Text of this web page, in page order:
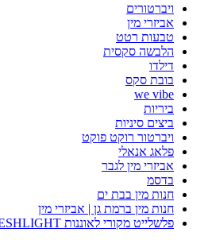
ויברטורים
אביזרי מין
טבעות רטט
הלבשה סקסית
דילדו
בובת סקס
we vibe
ביריות
ביצים סיניות
ויברטור רוקט פוקט
פלאג אנאלי
אביזרי מין לגבר
בדסמ
חנות מין בבת ים
חנות מין ברמת גן | אביזרי מין
פלשלייט מקורי לאוננות FLESHLIGHT